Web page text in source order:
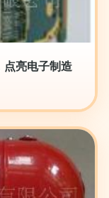
点亮电子制造